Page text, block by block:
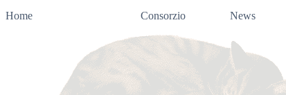
Home Consorzio News